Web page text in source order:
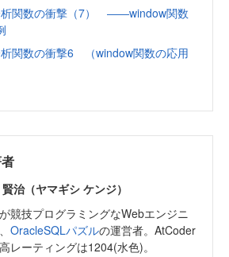
析関数の衝撃（7） ――window関数
関数の衝撃6 （window関数の応用
治（ヤマギシ ケンジ）
競技プログラミングなWebエンジニ
OracleSQLパズルの運営者。AtCoder
レーティングは1204(水色)。